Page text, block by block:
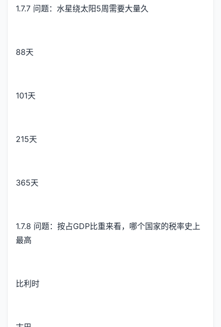
1.7.7 问题：水星绕太阳5周需要大量久
88天
101天
215天
365天
1.7.8 问题：按占GDP比重来看，哪个国家的税率史上
最高
比利时